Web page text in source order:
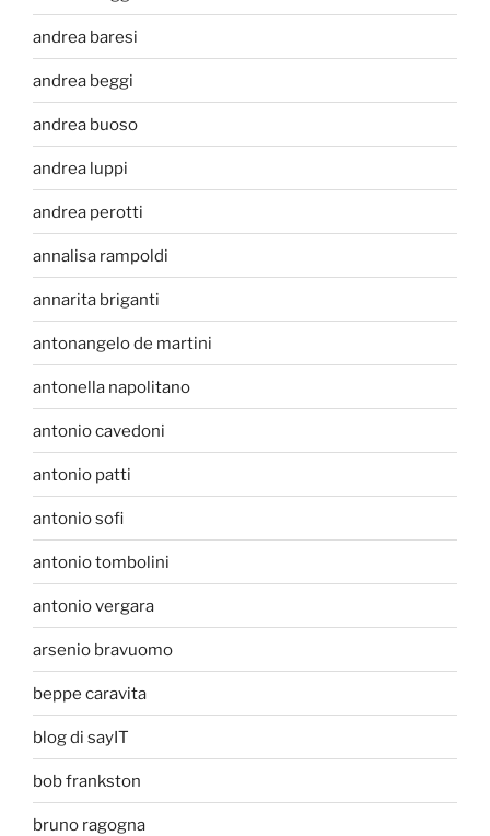
andrea baresi
andrea beggi
andrea buoso
andrea luppi
andrea perotti
annalisa rampoldi
annarita briganti
antonangelo de martini
antonella napolitano
antonio cavedoni
antonio patti
antonio sofi
antonio tombolini
antonio vergara
arsenio bravuomo
beppe caravita
blog di sayIT
bob frankston
bruno ragogna